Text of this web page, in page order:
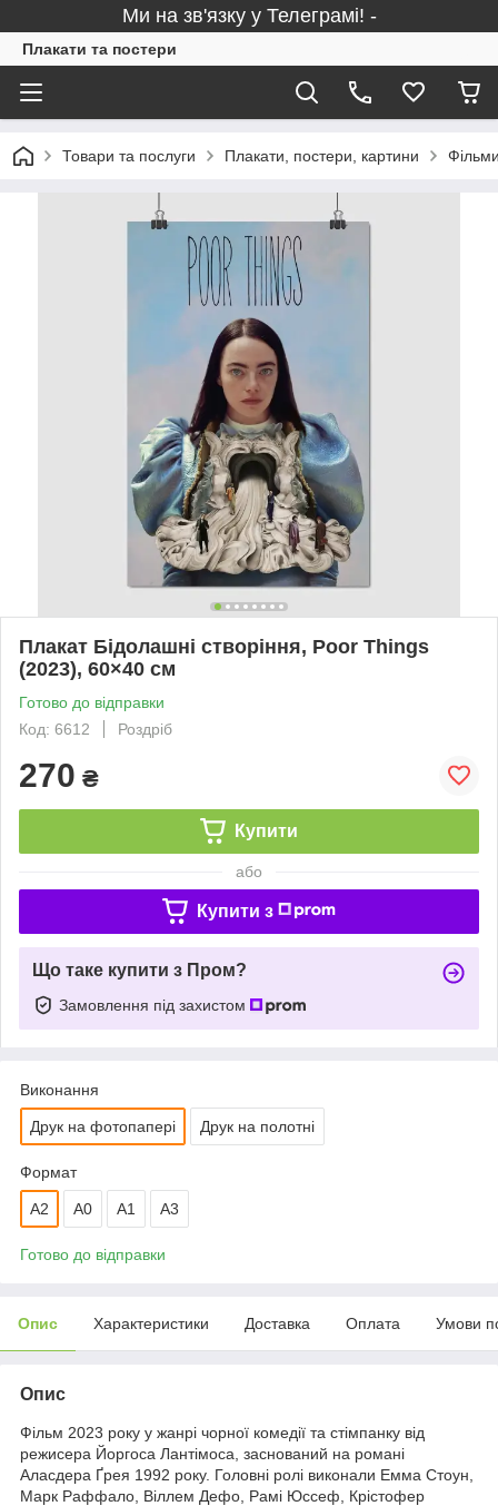
Ми на зв'язку у Телеграмі! -
Плакати та постери
Товари та послуги Плакати, постери, картини
Плакат Бідолашні створіння, Poor Things
(2023), 60×40 см
Готово до відправки
Код: 6612
Роздріб
270 ₴
Купити
або
Купити з
Що таке купити з Пром?
Замовлення під захистом
Виконання
Друк на фотопапері Друк на полотні
Формат
A2 A0 А1 A3
Готово до відправки
Опис Характеристики Доставка Оплата Умови
Опис
Фільм 2023 року у жанрі чорної комедії та стімпанку від
режисера Йоргоса Лантімоса, заснований на романі
Аласдера Ґрея 1992 року. Головні ролі виконали Емма Стоун,
Марк Раффало, Віллем Дефо, Рамі Юссеф, Крістофер